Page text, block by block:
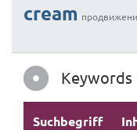
cream
Keywords
Suchbegriff